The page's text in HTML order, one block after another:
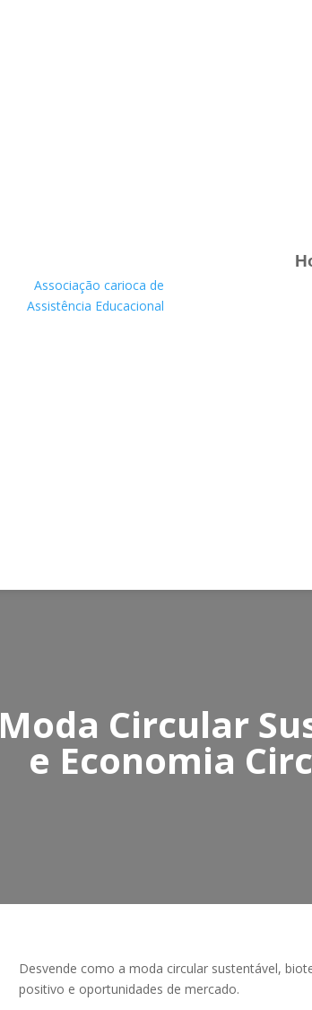
Moda Circular
e Economia
Desvende como a moda circular sustentável,
positivo e oportunidades de mercado.